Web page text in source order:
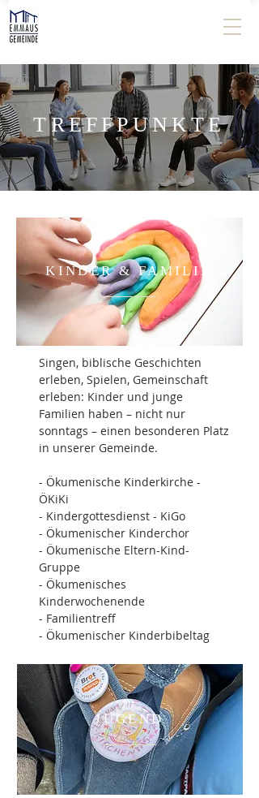
TREFFPUNKTE
KINDER & FAMILIE
Singen, biblische Geschichten
erleben, Spielen, Gemeinschaft
erleben: Kinder und junge
Familien haben – nicht nur
sonntags – einen besonderen Platz
in unserer Gemeinde.
- Ökumenische Kinderkirche -
ÖKiKi
- Kindergottesdienst - KiGo
- Ökumenischer Kinderchor
- Ökumenische Eltern-Kind-
Gruppe
- Ökumenisches
Kinderwochenende
- Familientreff
- Ökumenischer Kinderbibeltag
mehr Informationen
JUGEND